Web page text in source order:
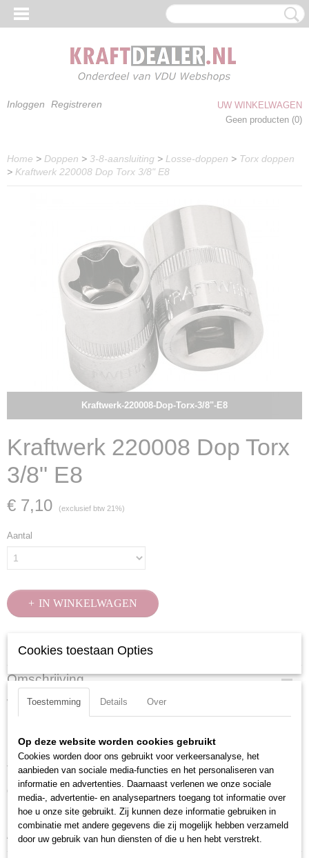
Inloggen Registreren
UW WINKELWAGEN
Geen producten (0)
Home > Doppen > 3-8-aansluiting > Losse-doppen > Torx doppen
> Kraftwerk 220008 Dop Torx 3/8" E8
Kraftwerk-220008-Dop-Torx-3/8"-E8
Kraftwerk 220008 Dop Torx
3/8" E8
€ 7,10 (exclusief btw 21%)
Aantal
IN WINKELWAGEN
Specificaties
Productcode
220008
EAN code
7612206013314
220008
Omschrijving
Verchroomd en voorzien van gekartelde rand.
Materiaal: Chroom Vanadium
Totale lengte: 26 mm
Grootte: E8
Maat: E8
Aandrijfgrootte: 3/8 inch
Cookies toestaan Opties
Toestemming Details Over
Op deze website worden cookies gebruikt
Cookies worden door ons gebruikt voor verkeersanalyse, het
aanbieden van sociale media-functies en het personaliseren van
informatie en advertenties. Daarnaast verlenen we onze sociale
media-, advertentie- en analysepartners toegang tot informatie over
hoe u onze site gebruikt. Zij kunnen deze informatie gebruiken in
combinatie met andere gegevens die zij mogelijk hebben verzameld
door uw gebruik van hun diensten of die u hen hebt verstrekt.